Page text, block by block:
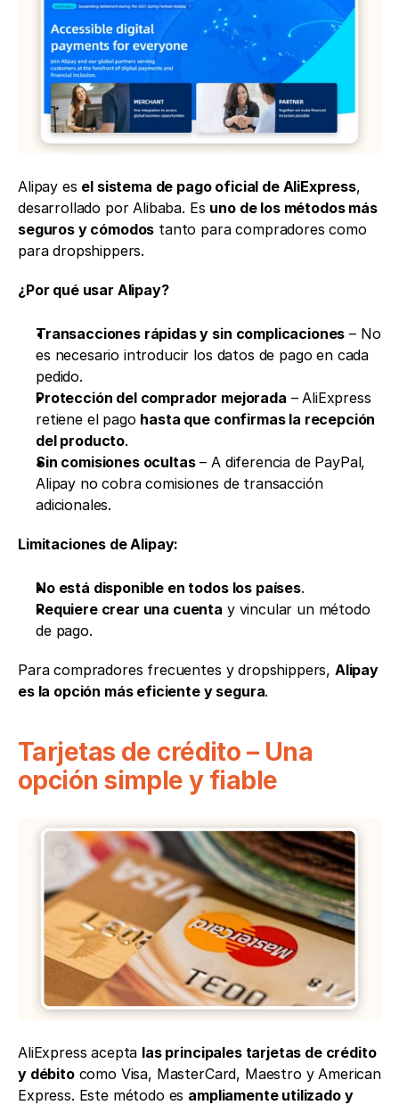
Alipay es el sistema de pago oficial de AliExpress,
desarrollado por Alibaba. Es uno de los métodos más
seguros y cómodos tanto para compradores como
para dropshippers.
¿Por qué usar Alipay?
Transacciones rápidas y sin complicaciones – No
es necesario introducir los datos de pago en cada
pedido.
Protección del comprador mejorada – AliExpress
retiene el pago hasta que confirmas la recepción
del producto.
Sin comisiones ocultas – A diferencia de PayPal,
Alipay no cobra comisiones de transacción
adicionales.
Limitaciones de Alipay:
No está disponible en todos los países.
Requiere crear una cuenta y vincular un método
de pago.
Para compradores frecuentes y dropshippers, Alipay
es la opción más eficiente y segura.
Tarjetas de crédito – Una
opción simple y fiable
AliExpress acepta las principales tarjetas de crédito
y débito como Visa, MasterCard, Maestro y American
Express. Este método es ampliamente utilizado y